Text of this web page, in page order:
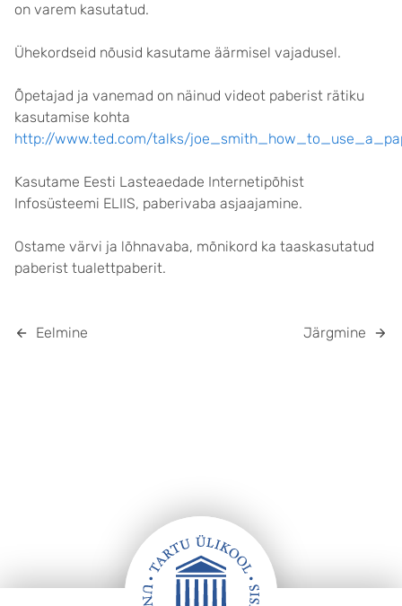
on varem kasutatud.
Ühekordseid nõusid kasutame äärmisel vajadusel.
Õpetajad ja vanemad on näinud videot paberist rätiku
kasutamise kohta
http://www.ted.com/talks/
Kasutame Eesti Lasteaedade Internetipõhist
Infosüsteemi ELIIS, paberivaba asjaajamine.
Ostame värvi ja lõhnavaba, mõnikord ka taaskasutatud
paberist tualettpaberit.
Eelmine Järgmine